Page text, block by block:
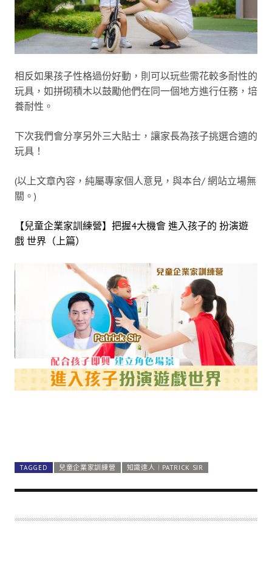
相反如果孩子性格過份好動，則可以玩些需花較多耐性的
玩具，如拼砌積木以鼓勵他們在同一個地方進行任務，培
養耐性。
下次我們會分享另外三大貼士，讓家長為孩子挑選合適的
玩具！
(以上文章內容，純屬專家個人意見，與本台/ 網站立場無
關。)
【兒童企業家訓練營】把握4大機會 進入孩子的 扮演遊
戲 世界（上篇）
TAGGED 兒童企業家訓練營 知識達人︱PATRICK SIR